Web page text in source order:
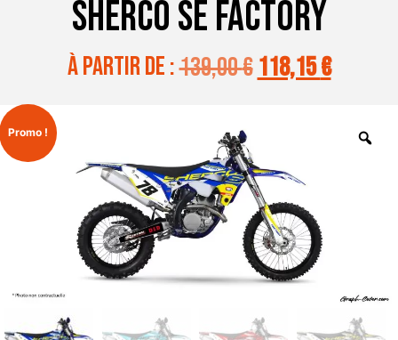
SHERCO SE FACTORY
à partir de :139,00€ 118,15€
Promo !